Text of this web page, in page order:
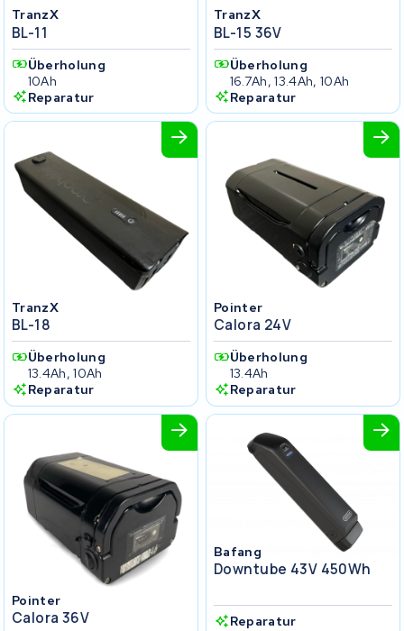
TranzX
BL-11
Überholung
10Ah
Reparatur
TranzX
BL-15 36V
Überholung
16.7Ah, 13.4Ah, 10Ah
Reparatur
TranzX
BL-18
Überholung
13.4Ah, 10Ah
Reparatur
Pointer
Calora 24V
Überholung
13.4Ah
Reparatur
Pointer
Calora 36V
Bafang
Downtube 43V 450Wh
Reparatur